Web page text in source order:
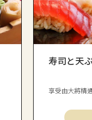
寿司と天
享受由大將精